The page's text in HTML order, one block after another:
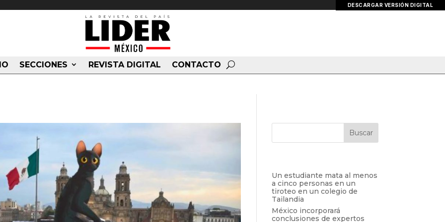
SECCIONES REVISTA DIGITAL CONTACTO
DESCARGAR VERSIÓN DIGITAL
Un estudiante mata al menos
a cinco personas en un
tiroteo en un colegio de
Tailandia
México incorporará
conclusiones de expertos